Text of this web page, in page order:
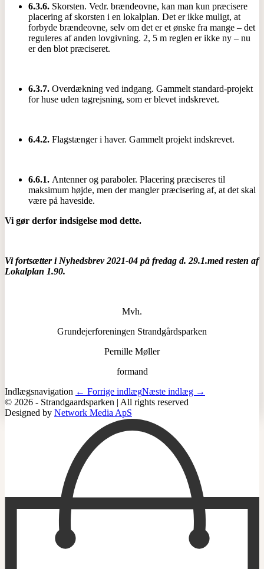
6.3.6. Skorsten. Vedr. brændeovne, kan man kun præcisere
placering af skorsten i en lokalplan. Det er ikke muligt, at
forbyde brændeovne, selv om det er et ønske fra mange – det
reguleres af anden lovgivning. 2, 5 m reglen er ikke ny – nu
er den blot præciseret.
6.3.7. Overdækning ved indgang. Gammelt standard-projekt
for huse uden tagrejsning, som er blevet indskrevet.
6.4.2. Flagstænger i haver. Gammelt projekt indskrevet.
6.6.1. Antenner og paraboler. Placering præciseres til
maksimum højde, men der mangler præcisering af, at det skal
være på haveside.
Vi gør derfor indsigelse mod dette.
Vi fortsætter i Nyhedsbrev 2021-04 på fredag d. 29.1.med resten af
Lokalplan 1.90.
Mvh.
Grundejerforeningen Strandgårdsparken
Pernille Møller
formand
Indlægsnavigation ← Forrige indlægNæste indlæg →
© 2026 - Strandgaardsparken | All rights reserved
Designed by Network Media ApS